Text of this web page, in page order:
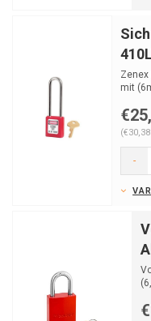
mit
-